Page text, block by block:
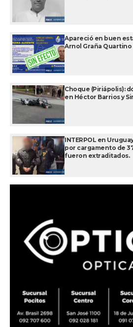
Apareció en buen
Arnol Graña Quartino
Choque (Piriápolis):
en Héctor Barrios y
INTERPOL en
por cargamento de
fueron extraditados.